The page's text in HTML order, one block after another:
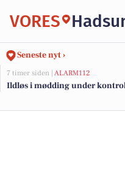
VORES
Seneste nyt ›
7 timer siden | ALARM112
Ildløs i mødding under